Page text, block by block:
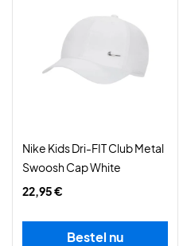
Nike Kids Dri-FIT Club Metal
Swoosh Cap White
22,95 €
Bestel nu